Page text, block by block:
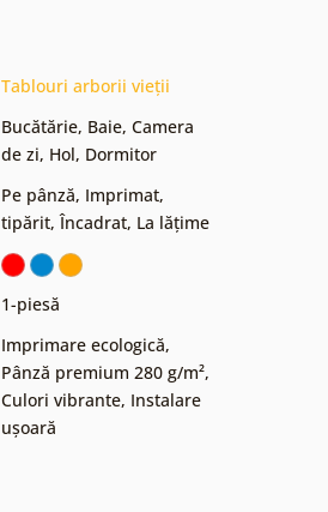
Tablouri arborii vieții
Bucătărie, Baie, Camera
de zi, Hol, Dormitor
Pe pânză, Imprimat,
tipărit,Încadrat, La lățime
1-piesă
Imprimare ecologică,
Pânză premium 280 g/m²,
Culori vibrante, Instalare
ușoară